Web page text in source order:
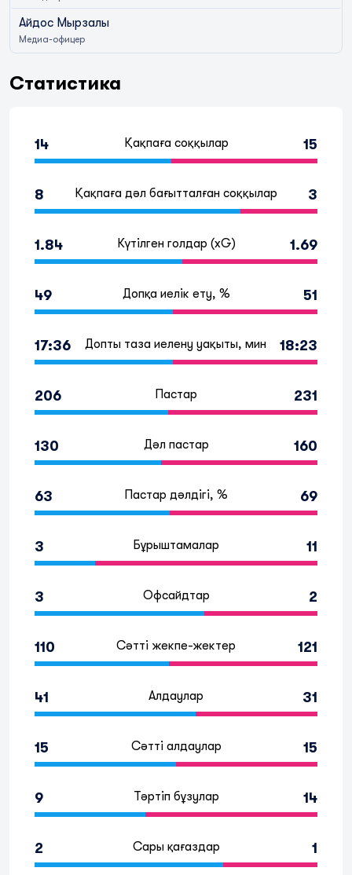
Айдос Мырзалы
Медиа-офицер
Статистика
14 Қақпаға соққылар 15
8 Қақпаға дәл бағытталған соққылар 3
1.84 Күтілген голдар (xG) 1.69
49 Допқа иелік ету, % 51
17:36 Допты таза иелену уақыты, мин 18:23
206 Пастар 231
130 Дәл пастар 160
63 Пастар дәлдігі, % 69
3 Бұрыштамалар 11
3 Офсайдтар 2
110 Сәтті жекпе-жектер 121
41 Алдаулар 31
15 Сәтті алдаулар 15
9 Тәртіп бұзулар 14
2 Сары қағаздар 1